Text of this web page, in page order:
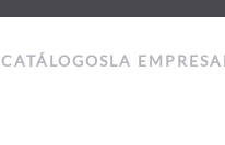
CATÁLOGOSLA EMPRESA